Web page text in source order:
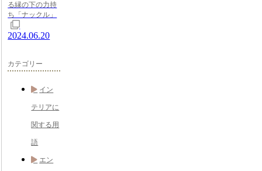
る縁の下の力持
ち「ナックル」
2024.06.20
カテゴリー
イン
テリアに
関する用
語
エン